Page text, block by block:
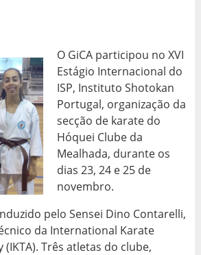
O GiCA participou no XVI
Estágio Internacional do
ISP, Instituto Shotokan
Portugal, organização da
secção de karate do
Hóquei Clube da
Mealhada, durante os
dias 23, 24 e 25 de
novembro.
pelo Sensei Dino Contarelli,
da International Karate
(IKTA). Três atletas do clube,